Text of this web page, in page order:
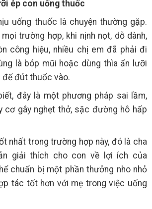
ép con uống thuốc
uống thuốc là chuyện thường gặp.
trường hợp, khi nịnh nọt, dỗ dành,
công hiệu, nhiều chị em đã phải đi
là bóp mũi hoặc dùng thìa ấn lưỡi
để đút thuốc vào.
đây là một phương pháp sai lầm,
cơ gây nghẹt thở, sặc đường hô hấp
nhất trong trường hợp này, đó là cha
giải thích cho con về lợi ích của
chuẩn bị một phần thưởng nho nhỏ
tác tốt hơn với mẹ trong việc uống